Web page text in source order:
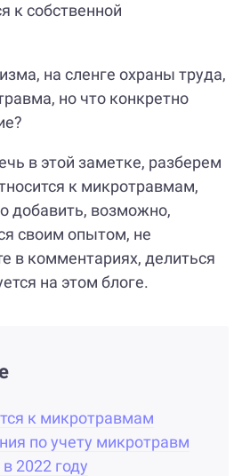
к собственной
на сленге охраны труда,
но что конкретно
в этой заметке, разберем
к микротравмам,
добавить, возможно,
своим опытом, не
в комментариях, делиться
на этом блоге.
к микротравмам
по учету микротравм
2022 году